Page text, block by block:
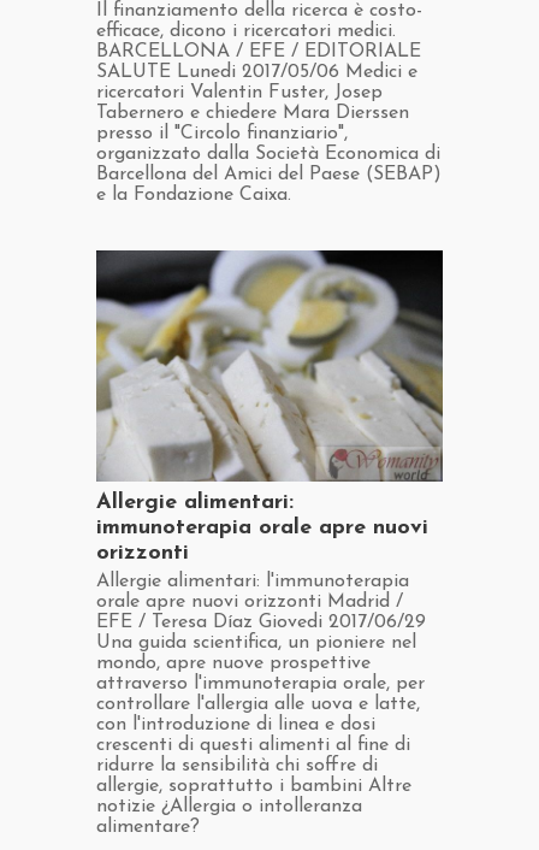
​Il finanziamento della ricerca è costo-
efficace, dicono i ricercatori medici.
BARCELLONA / EFE / EDITORIALE
SALUTE Lunedi 2017/05/06 Medici e
ricercatori Valentin Fuster, Josep
Tabernero e chiedere Mara Dierssen
presso il "Circolo finanziario",
organizzato dalla Società Economica di
Barcellona del Amici del Paese (SEBAP)
e la Fondazione Caixa.
​Allergie alimentari:
immunoterapia orale apre nuovi
orizzonti
​Allergie alimentari: l'immunoterapia
orale apre nuovi orizzonti Madrid /
EFE / Teresa Díaz Giovedi 2017/06/29
Una guida scientifica, un pioniere nel
mondo, apre nuove prospettive
attraverso l'immunoterapia orale, per
controllare l'allergia alle uova e latte,
con l'introduzione di linea e dosi
crescenti di questi alimenti al fine di
ridurre la sensibilità chi soffre di
allergie, soprattutto i bambini Altre
notizie ¿Allergia o intolleranza
alimentare?